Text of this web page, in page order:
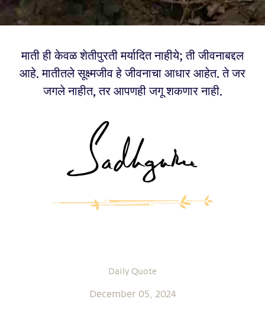
माती ही केवळ शेतीपुरती मर्यादित नाहीये; ती जीवनाबद्दल
आहे. मातीतले सूक्ष्मजीव हे जीवनाचा आधार आहेत. ते जर
जगले नाहीत, तर आपणही जगू शकणार नाही.
Daily Quote
December 05, 2024